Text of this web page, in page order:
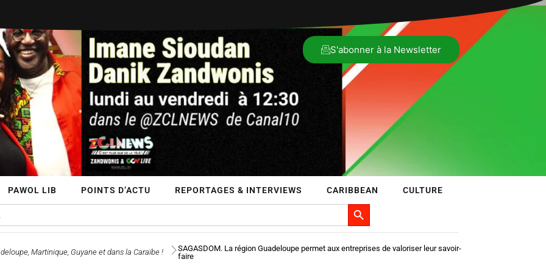
S'abonner à la Newsletter
PAWOL LIB POINTS D’ACTU REPORTAGES & INTERVIEWS CARIBBEAN CULTURE
Search Button
Martinique, Guyane et dans la Caraïbe !
SAGASDOM. La région Guadeloupe permet aux entreprises de valoriser leur savoir-
faire